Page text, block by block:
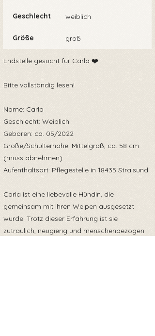
Geschlecht weiblich
Größe groß
Endstelle gesucht für Carla ❤️
Bitte vollständig lesen!
Name: Carla
Geschlecht: Weiblich
Geboren: ca. 05/2022
Größe/Schulterhöhe: Mittelgroß, ca. 58 cm
(muss abnehmen)
Aufenthaltsort: Pflegestelle in 18435 Stralsund
Carla ist eine liebevolle Hündin, die
gemeinsam mit ihren Welpen ausgesetzt
wurde. Trotz dieser Erfahrung ist sie
zutraulich, neugierig und menschenbezogen